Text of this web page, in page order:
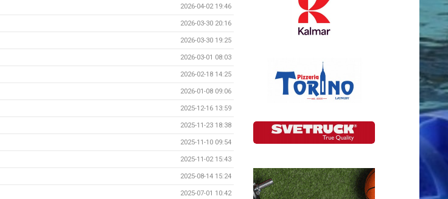
2026-04-02 19:46
2026-03-30 20:16
2026-03-30 19:25
2026-03-01 08:03
2026-02-18 14:25
2026-01-08 09:06
2025-12-16 13:59
2025-11-23 18:38
2025-11-10 09:54
2025-11-02 15:43
2025-08-14 15:24
2025-07-01 10:42